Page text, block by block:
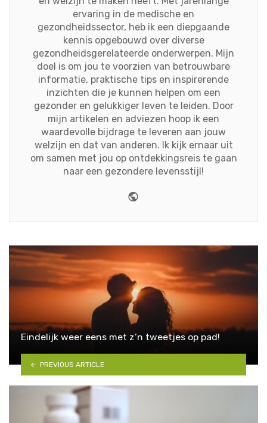
ervaring in de medische en
gezondheidssector, heb ik een diepgaande
kennis opgebouwd over diverse
gezondheidsgerelateerde onderwerpen. Mijn
doel is om jou te voorzien van betrouwbare
informatie, praktische tips en inspirerende
inzichten die je kunnen helpen om een
gezonder en gelukkiger leven te leiden. Door
mijn artikelen en adviezen hoop ik een
waardevolle bijdrage te leveren aan jouw
welzijn en dat van anderen. Ik kijk ernaar uit
om samen met jou op ontdekkingsreis te gaan
naar een gezondere levensstijl!
Eindelijk weer eens met z’n tweetjes op pad!
PREVIOUS ARTICLE